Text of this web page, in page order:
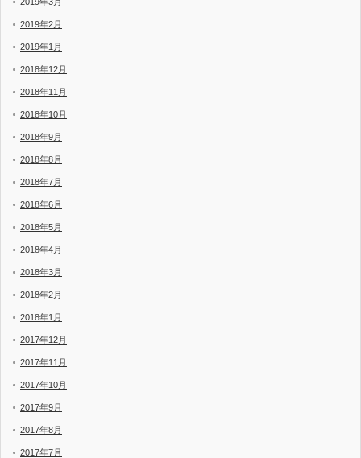
2019年2月
2019年1月
2018年12月
2018年11月
2018年10月
2018年9月
2018年8月
2018年7月
2018年6月
2018年5月
2018年4月
2018年3月
2018年2月
2018年1月
2017年12月
2017年11月
2017年10月
2017年9月
2017年8月
2017年7月